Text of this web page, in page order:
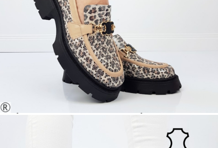
МАТЕРИАЛ ВЪТРЕШНА ЧАСТ:
ЕСТЕСТВЕНА КОЖА
ВИСОЧИНА ТОК:
4 см.
ВИСОЧИНА ПЛАТФОРМА:
2 см.
Дишаща анатомична стелка.
Когато плащате с NewPay, всъщност NewPay плаща
поръчката Ви вместо Вас. Вие я получавате и
Отложено до 30 дни от момента на изпращане на
поръчката без оскъпяване. За покупки на стойност до